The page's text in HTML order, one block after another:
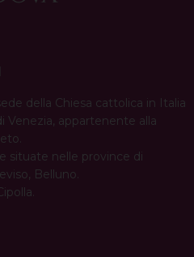
della Chiesa cattolica in Italia
Venezia, appartenente alla
situate nelle province di
Belluno.